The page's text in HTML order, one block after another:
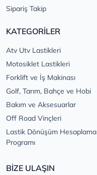
Sipariş Takip
KATEGORİLER
Atv Utv Lastikleri
Motosiklet Lastikleri
Forklift ve İş Makinası
Golf, Tarım, Bahçe ve Hobi
Bakım ve Aksesuarlar
Off Road Vinçleri
Lastik Dönüşüm Hesaplama
Programı
BİZE ULAŞIN